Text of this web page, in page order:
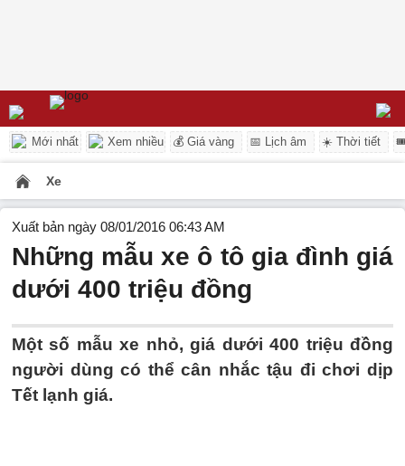
Mới nhất Xem nhiều 💰 Giá vàng 📅 Lịch âm ☀️ Thời tiết
Xe
Xuất bản ngày 08/01/2016 06:43 AM
Những mẫu xe ô tô gia đình giá
dưới 400 triệu đồng
Một số mẫu xe nhỏ, giá dưới 400 triệu đồng
người dùng có thể cân nhắc tậu đi chơi dịp
Tết lạnh giá.